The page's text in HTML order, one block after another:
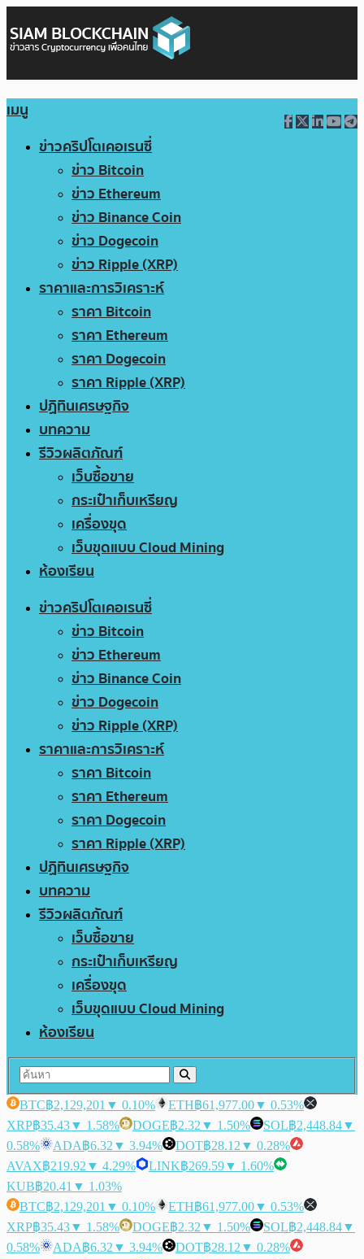
เมนู
ข่าวคริปโตเคอเรนซี่
ข่าว Bitcoin
ข่าว Ethereum
ข่าว Binance Coin
ข่าว Dogecoin
ข่าว Ripple (XRP)
ราคาและการวิเคราะห์
ราคา Bitcoin
ราคา Ethereum
ราคา Dogecoin
ราคา Ripple (XRP)
ปฏิทินเศรษฐกิจ
บทความ
รีวิวผลิตภัณฑ์
เว็บซื้อขาย
กระเป๋าเก็บเหรียญ
เครื่องขุด
เว็บขุดแบบ Cloud Mining
ห้องเรียน
ข่าวคริปโตเคอเรนซี่
ข่าว Bitcoin
ข่าว Ethereum
ข่าว Binance Coin
ข่าว Dogecoin
ข่าว Ripple (XRP)
ราคาและการวิเคราะห์
ราคา Bitcoin
ราคา Ethereum
ราคา Dogecoin
ราคา Ripple (XRP)
ปฏิทินเศรษฐกิจ
บทความ
รีวิวผลิตภัณฑ์
เว็บซื้อขาย
กระเป๋าเก็บเหรียญ
เครื่องขุด
เว็บขุดแบบ Cloud Mining
ห้องเรียน
BTC฿2,129,201 ▼ 0.10% ETH฿61,977.00▼ 0.53%
XRP฿35.43▼ 1.58% DOGE฿2.32 ▼ 1.50% SOL฿2,448.84▼
0.58%
ADA฿6.32 ▼ 3.94% DOT฿28.12 ▼ 0.28%
AVAX฿219.92 ▼ 4.29% LINK฿269.59▼ 1.60%
KUB฿20.41 ▼ 1.03%
BTC฿2,129,201 ▼ 0.10% ETH฿61,977.00▼ 0.53%
XRP฿35.43▼ 1.58% DOGE฿2.32 ▼ 1.50% SOL฿2,448.84▼
0.58%
ADA฿6.32 ▼ 3.94% DOT฿28.12 ▼ 0.28%